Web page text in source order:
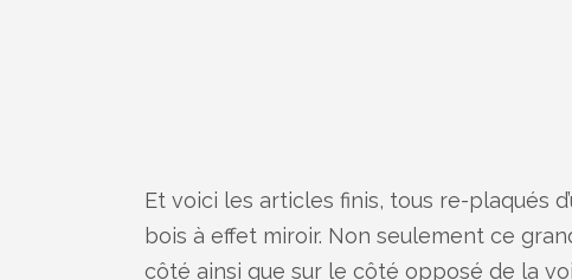
Et voici les articles finis, tous re-plaqués
bois à effet miroir. Non seulement ce
côté ainsi que sur le côté opposé de la